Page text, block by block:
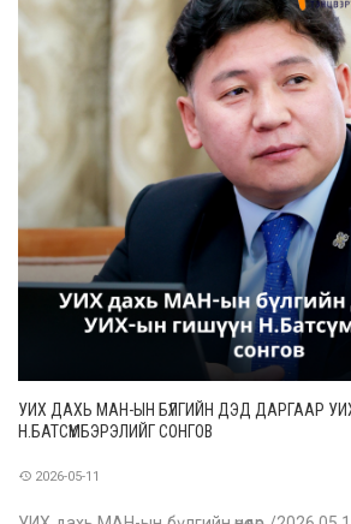
УИХ ДАХЬ МАН-ЫН БҮЛГИЙН ДЭД ДАРГААР
Н.БАТСҮМБЭРЭЛИЙГ СОНГОВ
2026-05-11